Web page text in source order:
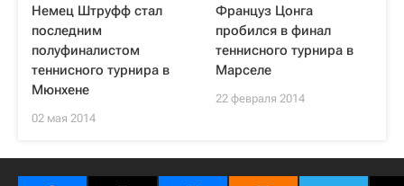
Немец Штруфф стал
последним
полуфиналистом
теннисного турнира в
Мюнхене
02 мая 2014
Француз Цонга
пробился в финал
теннисного турнира в
Марселе
22 февраля 2014